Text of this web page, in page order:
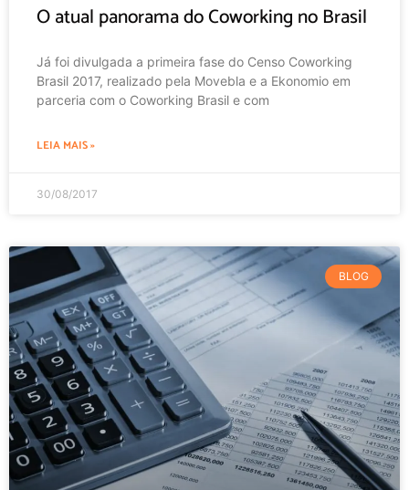
O atual panorama do Coworking no Brasil
Já foi divulgada a primeira fase do Censo Coworking
Brasil 2017, realizado pela Movebla e a Ekonomio em
parceria com o Coworking Brasil e com
LEIA MAIS »
30/08/2017
BLOG